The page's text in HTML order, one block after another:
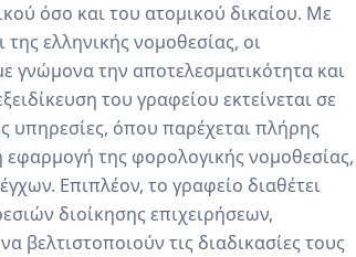
όσο και του ατομικού δικαίου. Με
ελληνικής νομοθεσίας, οι
γνώμονα την αποτελεσματικότητα και
του γραφείου εκτείνεται σε
υπηρεσίες, όπου παρέχεται πλήρης
της φορολογικής νομοθεσίας,
Επιπλέον, το γραφείο διαθέτει
διοίκησης επιχειρήσεων,
βελτιστοποιούν τις διαδικασίες τους